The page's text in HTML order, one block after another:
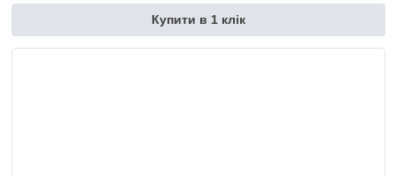
Купити в 1 клік